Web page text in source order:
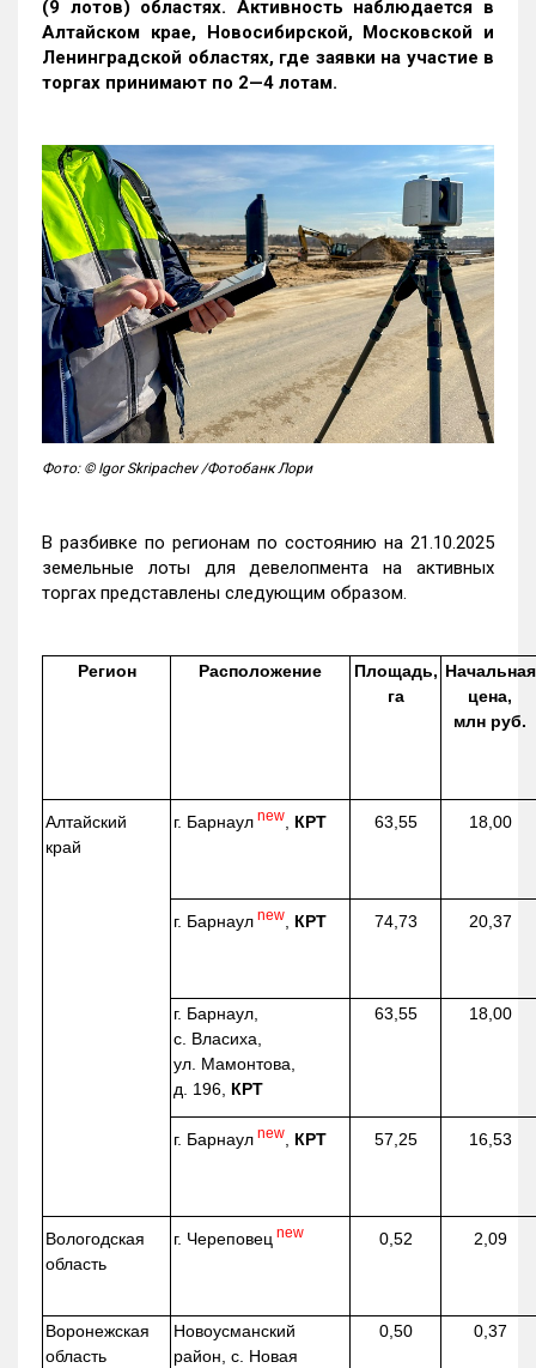
(9 лотов) областях. Активность наблюдается в
Алтайском крае, Новосибирской, Московской и
Ленинградской областях, где заявки на участие в
торгах принимают по 2—4 лотам.
Фото: © Igor Skripachev /Фотобанк Лори
В разбивке по регионам по состоянию на 21.10.2025
земельные лоты для девелопмента на активных
торгах представлены следующим образом.
Регион Расположение
Площадь,
га
Начальная
цена,
млн руб.
Алтайский
край
г. Барнаул new КРТ 63,55 18,00
г. Барнаул new КРТ 74,73 20,37
г. Барнаул,
с. Власиха,
ул. Мамонтова,
д. 196, КРТ
63,55 18,00
г. Барнаул new КРТ 57,25 16,53
Вологодская
область
г. Череповец new 0,52 2,09
Воронежская
область
Новоусманский
район, с. Новая
0,50 0,37